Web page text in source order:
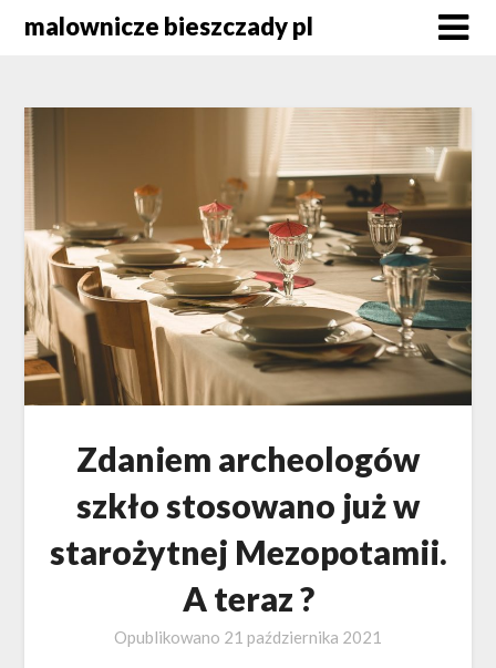
malownicze bieszczady pl
Zdaniem archeologów
szkło stosowano już w
starożytnej Mezopotamii.
A teraz ?
Opublikowano 21 października 2021